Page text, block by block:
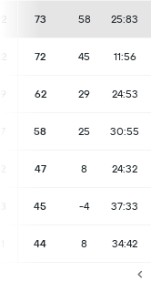
25:83
58
73
11:56
45
72
24:53
29
62
30:55
25
58
24:32
8
47
37:33
-4
45
34:42
8
44